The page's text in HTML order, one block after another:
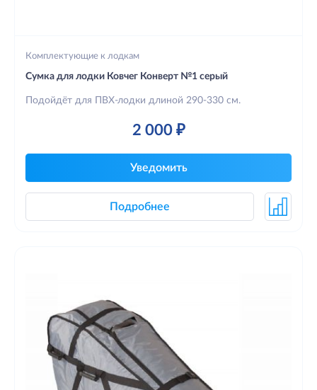
Комплектующие к лодкам
Сумка для лодки Ковчег Конверт №1 серый
Подойдёт для ПВХ-лодки длиной 290-330 см.
2 000 ₽
Уведомить
Подробнее